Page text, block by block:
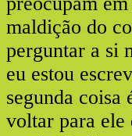
maldição do
perguntar a si
eu estou
segunda
voltar para ele